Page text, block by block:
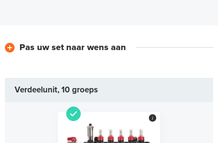
Pas uw set naar wens aan
Verdeelunit, 10 groeps
i